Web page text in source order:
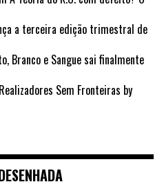
a terceira edição trimestral de
Branco e Sangue sai finalmente
Sem Fronteiras by